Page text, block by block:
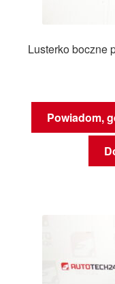
Lusterko boczne
Powiadom,